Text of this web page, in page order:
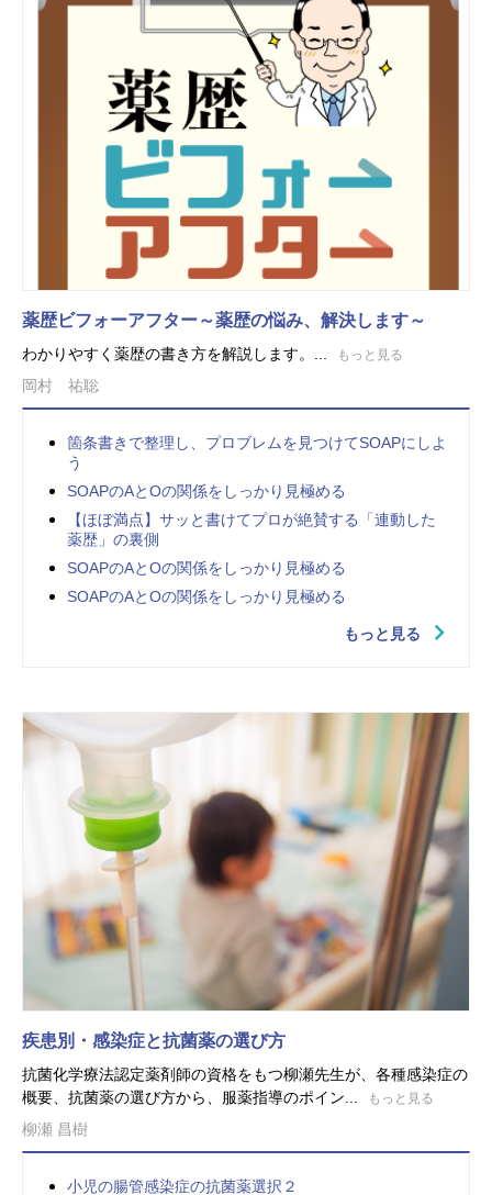
薬歴ビフォーアフター～薬歴の悩み、解決します～
わかりやすく薬歴の書き方を解説します。... もっと見る
岡村 祐聡
箇条書きで整理し、プロブレムを見つけてSOAPにしよ
う
SOAPのAとOの関係をしっかり見極める
【ほぼ満点】サッと書けてプロが絶賛する「連動した
薬歴」の裏側
SOAPのAとOの関係をしっかり見極める
SOAPのAとOの関係をしっかり見極める
もっと見る
疾患別・感染症と抗菌薬の選び方
抗菌化学療法認定薬剤師の資格をもつ柳瀬先生が、各種感染症の
概要、抗菌薬の選び方から、服薬指導のポイン...
もっと見る
柳瀬 昌樹
小児の腸管感染症の抗菌薬選択２